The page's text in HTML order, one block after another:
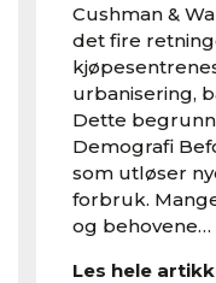
Cushman &
det fire
urbanisering,
Dette
Demografi
som utløser
forbruk.
og behovene…
Les hele